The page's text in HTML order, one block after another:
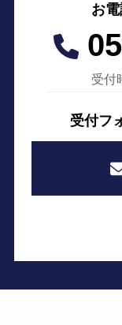
お
受付
受付フ